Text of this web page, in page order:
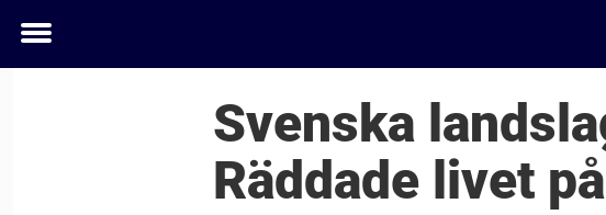
Toggle
Svenska
Räddade livet